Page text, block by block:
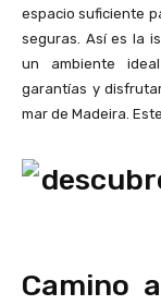
espacio suficiente
seguras. Así es la
un ambiente
garantías y
mar de Madeira.
Camino